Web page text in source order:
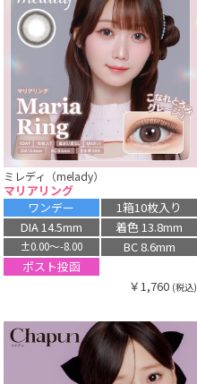
ミレディ（melady）
マリアリング
ワンデー
1箱10枚入り
DIA 14.5mm
着色 13.8mm
±0.00〜-8.00
BC 8.6mm
ポスト投函
￥1,760 (税込)